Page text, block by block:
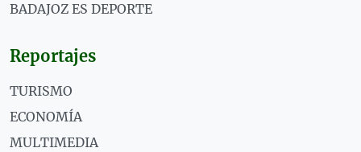
BADAJOZ ES DEPORTE
Reportajes
TURISMO
ECONOMÍA
MULTIMEDIA